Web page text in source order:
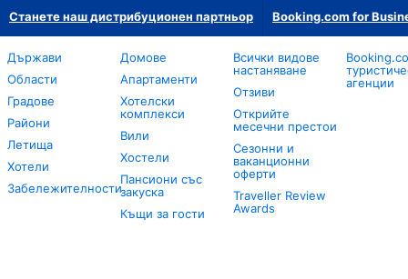
Станете наш дистрибуционен партньор Booking.com for
Държави
Области
Градове
Райони
Летища
Хотели
Забележителности
Домове
Апартаменти
Хотелски
комплекси
Вили
Хостели
Пансиони със
закуска
Къщи за гости
Всички видове
настаняване
Отзиви
Открийте
месечни престои
Сезонни и
ваканционни
оферти
Traveller Review
Awards
агенции